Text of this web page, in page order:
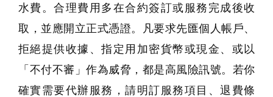
水費。合理費用多在合約簽訂或服務完成後收
取，並應開立正式憑證。凡要求先匯個人帳戶、
拒絕提供收據、指定用加密貨幣或現金、或以
「不付不審」作為威脅，都是高風險訊號。若你
確實需要代辦服務，請明訂服務項目、退費條